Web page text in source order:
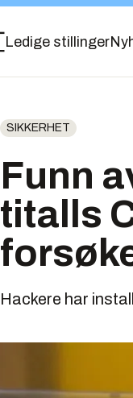
Ledige stillinger
SIKKERHET
Funn
titalls
Hackere har